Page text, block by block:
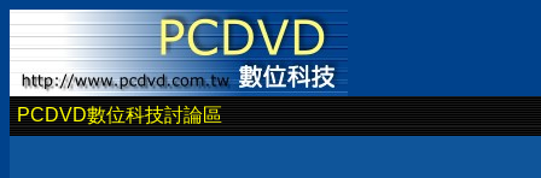
PCDVD數位科技討論區